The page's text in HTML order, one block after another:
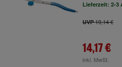
Lieferzeit: 2-3
UVP19,14 €
14,17 €
inkl. MwSt.